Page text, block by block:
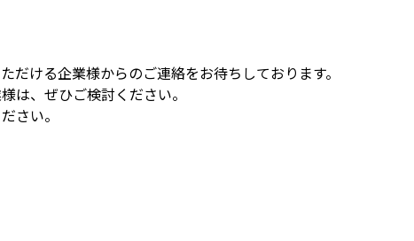
ける企業様からのご連絡をお待ちしております。
は、ぜひご検討ください。
さい。